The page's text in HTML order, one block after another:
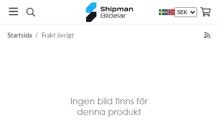
Startsida / Frakt övrigt